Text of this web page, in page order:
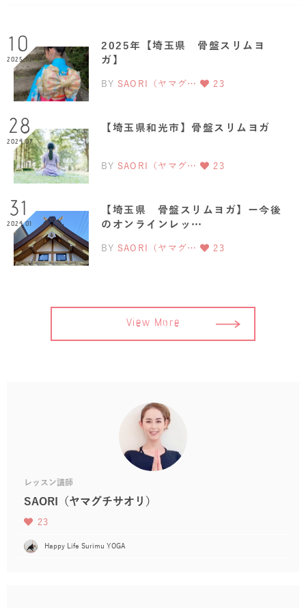
10
2025.01
2025年【埼玉県 骨盤スリムヨ
ガ】
BY SAORI（ヤマグ… 23
28
2024.07
【埼玉県和光市】骨盤スリムヨガ
BY SAORI（ヤマグ… 23
31
2024.01
【埼玉県 骨盤スリムヨガ】ー今後
のオンラインレッ…
BY SAORI（ヤマグ… 23
View More
レッスン講師
SAORI（ヤマグチサオリ）
23
Happy Life Surimu YOGA